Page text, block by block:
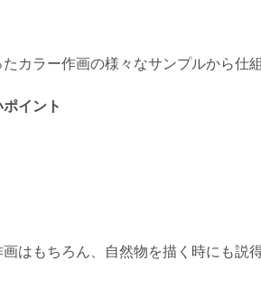
カラー作画の様々なサンプルから仕
イント
はもちろん、自然物を描く時にも説